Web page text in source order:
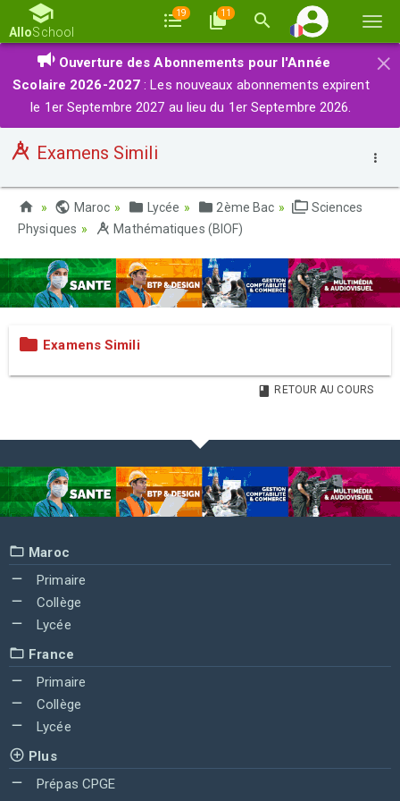
la
AlloSchool
19 11
×
Ouverture des Abonnements pour l'Année
Scolaire 2026-2027 : Les nouveaux abonnements expirent
le 1er Septembre 2027 au lieu du 1er Septembre 2026.
Examens Simili
Maroc Lycée 2ème Bac
Sciences
Physiques
Mathématiques (BIOF)
Examens Simili
RETOUR AU COURS
Maroc
Primaire
Collège
Lycée
France
Primaire
Collège
Lycée
Plus
Prépas CPGE